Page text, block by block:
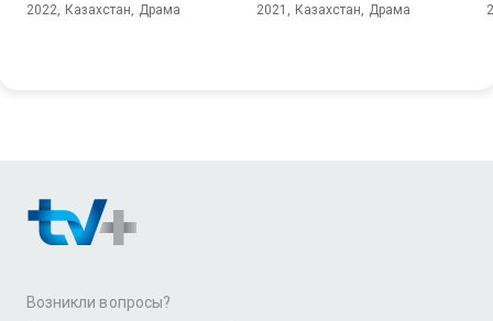
2022, Казахстан, Драма 2021, Казахстан, Драма
Возникли вопросы?